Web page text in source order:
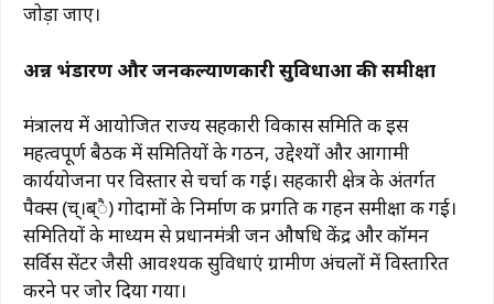
जोड़ा जाए।
अन्न भंडारण और जनकल्याणकारी सुविधाओं की समीक्षा
मंत्रालय में आयोजित राज्य सहकारी विकास समिति की इस
महत्वपूर्ण बैठक में समितियों के गठन, उद्देश्यों और आगामी
कार्ययोजना पर विस्तार से चर्चा की गई। सहकारी क्षेत्र के अंतर्गत
पैक्स (च्।ब्ै) गोदामों के निर्माण की प्रगति की गहन समीक्षा की गई।
समितियों के माध्यम से प्रधानमंत्री जन औषधि केंद्र और कॉमन
सर्विस सेंटर जैसी आवश्यक सुविधाएं ग्रामीण अंचलों में विस्तारित
करने पर जोर दिया गया।